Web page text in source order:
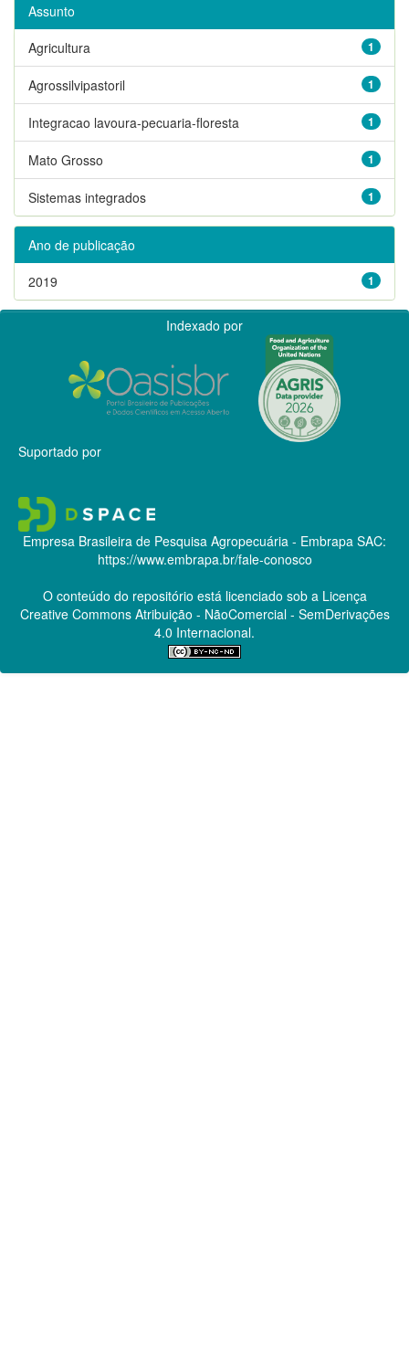
Assunto
1
Agricultura
1
Agrossilvipastoril
1
Integracao lavoura-pecuaria-floresta
1
Mato Grosso
1
Sistemas integrados
Ano de publicação
1
2019
Indexado por
Suportado por
Empresa Brasileira de Pesquisa Agropecuária - Embrapa SAC:
https://www.embrapa.br/fale-conosco
O conteúdo do repositório está licenciado sob a Licença
Creative CommonsAtribuição - NãoComercial - SemDerivações
4.0 Internacional.